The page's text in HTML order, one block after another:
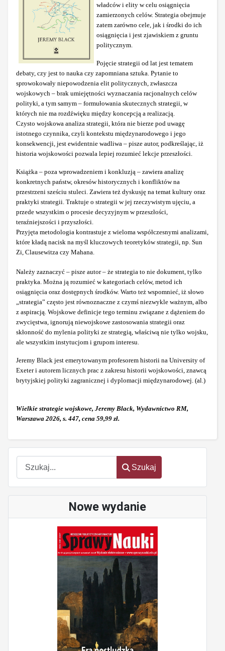
Szukaj
Szukaj
Nowe wydanie
władców i elity w celu osiągnięcia
zamierzonych celów. Strategia obejmuje
zatem zarówno cele, jak i środki do ich
osiągnięcia i jest zjawiskiem z gruntu
politycznym.
Pojęcie strategii od lat jest tematem
debaty, czy jest to nauka czy zapomniana sztuka. Pytanie to
sprowokowały niepowodzenia elit politycznych, zwłaszcza
wojskowych – brak umiejętności wyznaczania racjonalnych celów
polityki, a tym samym – formułowania skutecznych strategii, w
których nie ma rozdźwięku między koncepcją a realizacją.
Czysto wojskowa analiza strategii, która nie bierze pod uwagę
istotnego czynnika, czyli kontekstu międzynarodowego i jego
konsekwencji, jest ewidentnie wadliwa – pisze autor, podkreślając, iż
historia wojskowości pozwala lepiej rozumieć lekcje przeszłości.
Książka – poza wprowadzeniem i konkluzją – zawiera analizę
konkretnych państw, okresów historycznych i konfliktów na
przestrzeni sześciu stuleci. Zawiera też dyskusję na temat kultury oraz
praktyki strategii. Traktuje o strategii w jej rzeczywistym ujęciu, a
przede wszystkim o procesie decyzyjnym w przeszłości,
teraźniejszości i przyszłości.
Przyjęta metodologia kontrastuje z wieloma współczesnymi analizami,
które kładą nacisk na myśl kluczowych teoretyków strategii, np. Sun
Zi, Clausewitza czy Mahana.
Należy zaznaczyć – pisze autor – że strategia to nie dokument, tylko
praktyka. Można ją rozumieć w kategoriach celów, metod ich
osiągnięcia oraz dostępnych środków. Warto też wspomnieć, iż słowo
„strategia” często jest równoznaczne z czymś niezwykle ważnym, albo
z aspiracją. Wojskowe definicje tego terminu związane z dążeniem do
zwycięstwa, ignorują niewojskowe zastosowania strategii oraz
skłonność do mylenia polityki ze strategią, właściwą nie tylko wojsku,
ale wszystkim instytucjom i grupom interesu.
Jeremy Black jest emerytowanym profesorem historii na University of
Exeter i autorem licznych prac z zakresu historii wojskowości, znawcą
brytyjskiej polityki zagranicznej i dyplomacji międzynarodowej. (al.)
Wielkie strategie wojskowe, Jeremy Black, Wydawnictwo RM,
Warszawa 2026, s. 447, cena 59,99 zł.